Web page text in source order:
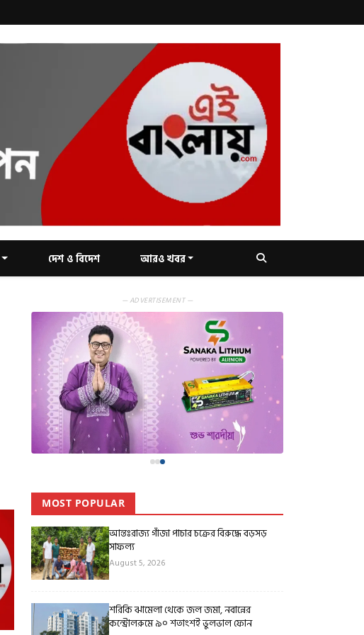
দেশ ও বিদেশ আরও খবর
— ADVERTISEMENT —
MOST POPULAR
আন্তঃরাজ্য গাঁজা পাচার চক্রের বিরুদ্ধে বড়সড়
সাফল্য
August 5, 2026
শরিকি ঝামেলা থেকে জল জমা, নবান্নের
কন্ট্রোলরুমে ৯০ শতাংশই ভুলভাল ফোন